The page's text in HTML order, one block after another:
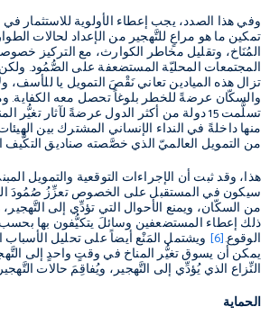
وفي هذا الصدد، يجب إعطاء الأولوية للاستثمار في
تمكين ما هو مراعٍ للتَّهجير من الإعداد لحالات
المُنَاخ، وتقليل مخاطر الكوارث، مع التركيز
المجتمعات المحليّة المستضعفة على الصُّمُود.
تزال هذه الميادين تعاني نَقْصَ التمويل يا للأسف،
من التمويل العالميّ الذي خصَّصته صناديق التكُّيف
هذا، وقد ثبت أن الإجراءات التوقعية والتمويل
سيكون في المستقبل على الخصوص تعزِّزُ صُمُودَ
من السكّان، ويمنع الأحوال التي تؤدِّي إلى
ذلك إعطاء المستضعفين وسائلَ يتكيُّفون بها
الوقوع.[6] ويشتمل المَنْع أيضاً على تحليل الأسباب
يمكن أن يسوق تغيُّر المناخ في وقتٍ واحدٍ إلى
النِّزاع الذي يُؤدِّي إلى التَّهجير، ويُفاقِمَ حالات
الحماية